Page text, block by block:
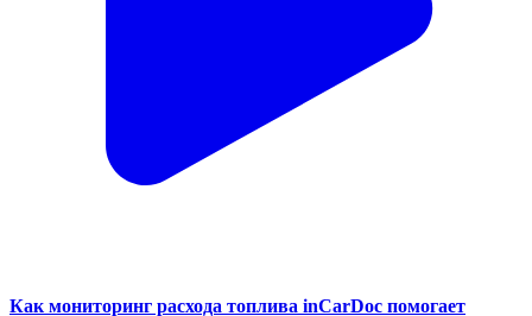
Как мониторинг расхода топлива inCarDoc помогает